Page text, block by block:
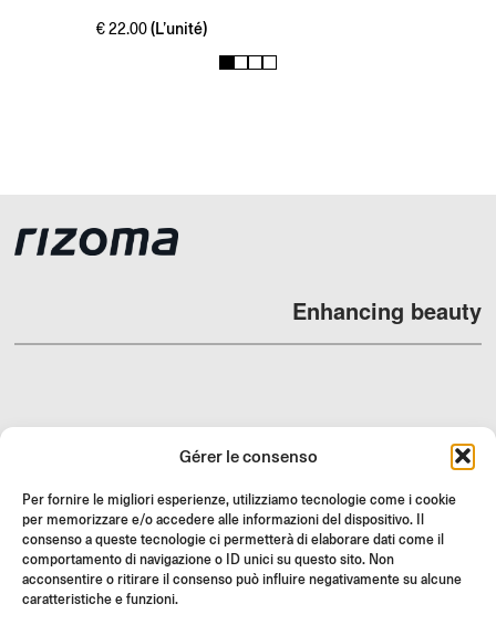
Gérer le consenso
Per fornire le migliori esperienze, utilizziamo tecnologie come i cookie
per memorizzare e/o accedere alle informazioni del dispositivo. Il
consenso a queste tecnologie ci permetterà di elaborare dati come il
comportamento di navigazione o ID unici su questo sito. Non
acconsentire o ritirare il consenso può influire negativamente su alcune
caratteristiche e funzioni.
€22.00 (L’unité)
1 2 3 4
Enhancing beauty
SUPPORT ET FAQ
RETOURS
INSTRUCTIONS DE MONTAGE
GIFT CARD
OFFRES LIMITÉES